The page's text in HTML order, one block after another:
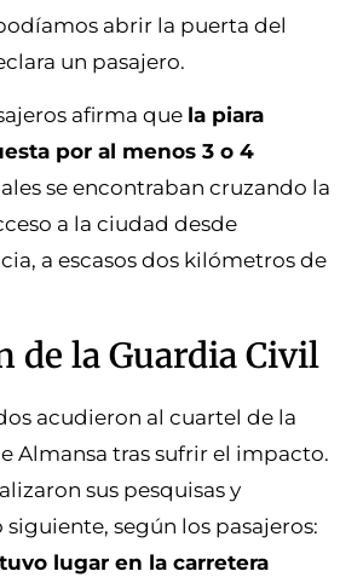
abrir la puerta del
un pasajero.
afirma que la piara
por al menos 3 o 4
se encontraban cruzando la
a la ciudad desde
a escasos dos kilómetros de
de la Guardia Civil
acudieron al cuartel de la
Almansa tras sufrir el impacto.
sus pesquisas y
según los pasajeros:
lugar en la carretera